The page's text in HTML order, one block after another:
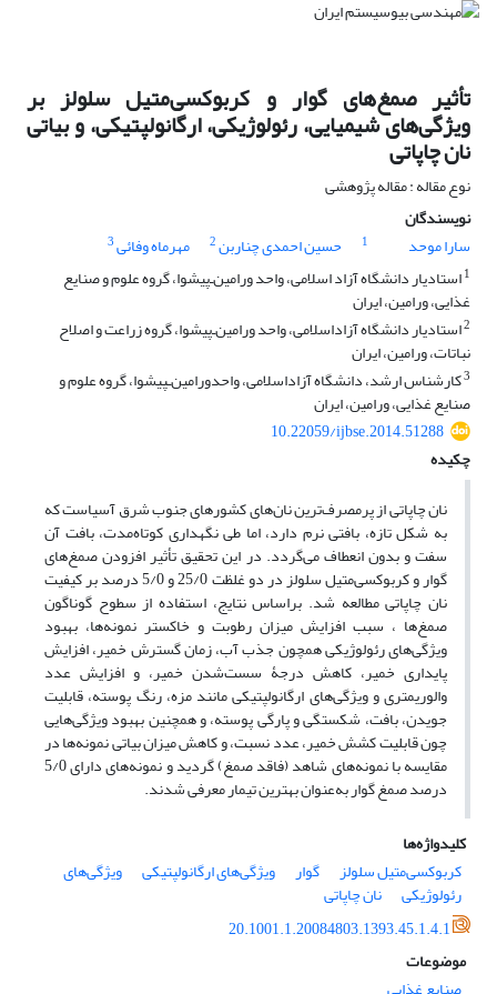
تأثیر صمغ‌های گوار و کربوکسی‌متیل سلولز بر
ویژگی‌های شیمیایی، رئولوژیکی، ارگانولپتیکی، و بیاتی
نان چاپاتی
نوع مقاله : مقاله پژوهشی
نویسندگان
سارا موحد
1 حسین احمدی چناربن2 مهرماه وفائی3
1استادیار دانشگاه آزاد اسلامی، واحد ورامین‌ـ‌پیشوا، گروه علوم و صنایع
غذایی، ورامین، ایران
2استادیار دانشگاه آزاداسلامی، واحد ورامین‌ـ‌‌پیشوا، گروه زراعت و اصلاح
نباتات، ورامین، ایران
3کارشناس ارشد، دانشگاه آزاداسلامی، واحدورامین‌ـپیشوا، گروه علوم و
صنایع غذایی، ورامین، ایران
10.22059/ijbse.2014.51288
چکیده
نان چاپاتی از پرمصرف‌ترین نان‌های کشورهای جنوب شرق آسیاست که
به شکل تازه، بافتی نرم دارد، اما طی نگهداری کوتاه‌مدت، بافت آن
سفت و بدون انعطاف می‌گردد. در این تحقیق تأثیر افزودن صمغ‌های
گوار و کربوکسی‌متیل سلولز در دو غلظت 25/0 و 5/0 درصد بر کیفیت
نان چاپاتی مطالعه شد. براساس نتایج، استفاده از سطوح گوناگون
صمغ‌ها ، سبب افزایش میزان رطوبت و خاکستر نمونه‌ها، بهبود
ویژگی‌های رئولوژیکی همچون جذب آب، زمان گسترش خمیر، افزایش
پایداری خمیر، کاهش درجۀ سست‌شدن خمیر، و افزایش عدد
والوریمتری و ویژگی‌های ارگانولپتیکی مانند مزه، رنگ پوسته، قابلیت
جویدن، بافت، شکستگی و پارگی پوسته، و همچنین بهبود ویژگی‌هایی
چون قابلیت کشش خمیر، عدد نسبت، و کاهش میزان بیاتی نمونه‌ها در
مقایسه با نمونه‌های شاهد (فاقد صمغ) گردید و نمونه‌های دارای 5/0
درصد صمغ گوار به‌عنوان بهترین تیمار معرفی شدند.
کلیدواژه‌ها
کربوکسی‌متیل سلولز
گوار ویژگی‌های ارگانولپتیکی ویژگی‌های
رئولوژیکی
نان چاپاتی
20.1001.1.20084803.1393.45.1.4.1
موضوعات